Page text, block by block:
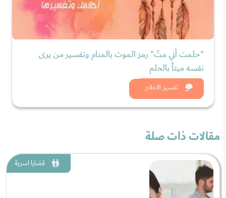
تفسير الاحلام
"حلمت أني متّ" رمز الموت بالمنام وتفسير من يرى
نفسه ميتاً بالحلم
شاهد الان
مقالات ذات صلة
قضايا اسرية